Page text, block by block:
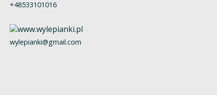
+48533101016
wylepianki@gmail.com